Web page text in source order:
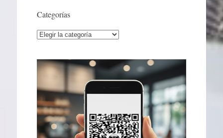
Categorías
Categorías